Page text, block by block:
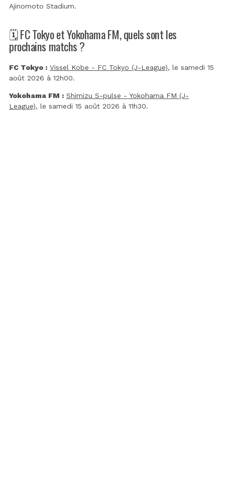
Ajinomoto Stadium.
🗓️ FC Tokyo et Yokohama FM, quels sont les
prochains matchs ?
FC Tokyo : Vissel Kobe - FC Tokyo (J-League), le samedi 15
août 2026 à 12h00.
Yokohama FM : Shimizu S-pulse - Yokohama FM (J-
League), le samedi 15 août 2026 à 11h30.